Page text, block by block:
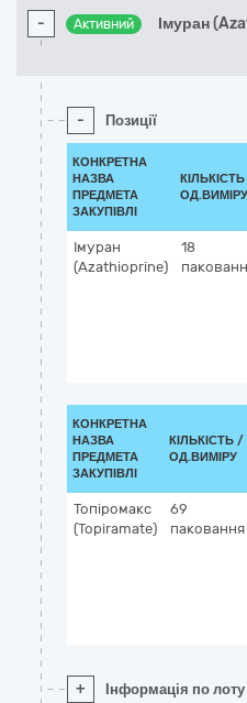
- Активний Імуран
- Позиції
КОНКРЕТНА
НАЗВА
ПРЕДМЕТА
ЗАКУПІВЛІ
ОД.ВИМІРУ
Імуран
(Azathioprine)
18
КОНКРЕТНА
НАЗВА
ПРЕДМЕТА
ЗАКУПІВЛІ
КІЛЬКІСТЬ /
ОД.ВИМІРУ
Топіромакс
(Topiramate)
69
паковання
+ Інформація по лоту